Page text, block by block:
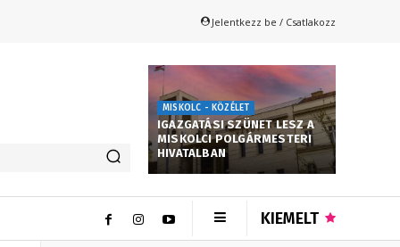
Jelentkezz be / Csatlakozz
MISKOLC - KÖZÉLET
IGAZGATÁSI SZÜNET LESZ A
MISKOLCI POLGÁRMESTERI
HIVATALBAN
KIEMELT